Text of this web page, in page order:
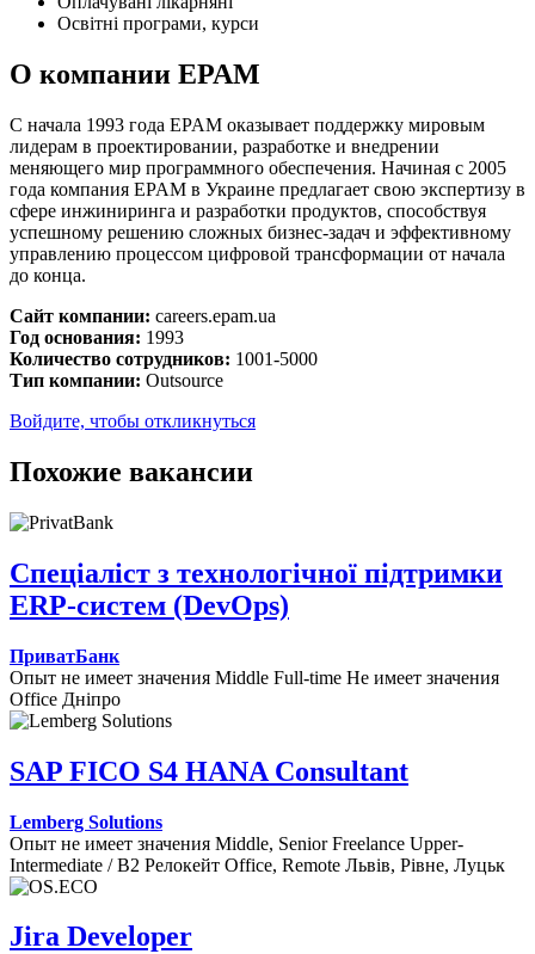
Освітні програми, курси
О компании EPAM
С начала 1993 года EPAM оказывает поддержку мировым
лидерам в проектировании, разработке и внедрении
меняющего мир программного обеспечения. Начиная с 2005
года компания EPAM в Украине предлагает свою экспертизу в
сфере инжиниринга и разработки продуктов, способствуя
успешному решению сложных бизнес-задач и эффективному
управлению процессом цифровой трансформации от начала
до конца.
Сайт компании: careers.epam.ua
Год основания: 1993
Количество сотрудников: 1001-5000
Тип компании: Outsource
Войдите, чтобы откликнуться
Похожие вакансии
Спеціаліст з технологiчної пiдтримки
ERP-систем (DevOps)
ПриватБанк
Опыт не имеет значения Middle Full-time Не имеет значения
Office Дніпро
SAP FICO S4 HANA Consultant
Lemberg Solutions
Опыт не имеет значения Middle, Senior Freelance Upper-
Intermediate / B2 Релокейт Office, Remote Львів, Рівне, Луцьк
Jira Developer